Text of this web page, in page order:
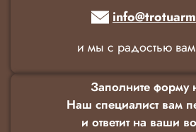
и мы с радостью вам
Заполните форму
Наш специалист вам
и ответит на ваши